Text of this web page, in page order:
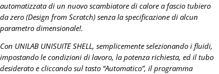
automatizzata di un nuovo scambiatore di calore a fascio tubiero
da zero (Design from Scratch) senza la specificazione di alcun
parametro dimensionale!.
Con UNILAB UNISUITE SHELL, semplicemente selezionando i fluidi,
impostando le condizioni di lavoro, la potenza richiesta, ed il tubo
desiderato e cliccando sul tasto “Automatico”, il programma